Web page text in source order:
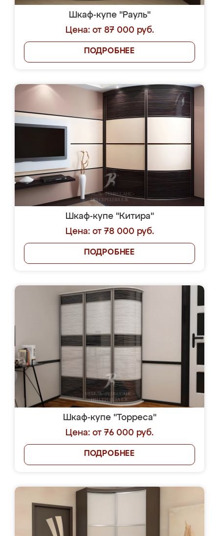
Шкаф-купе "Рауль"
Цена: от 87 000 руб.
ПОДРОБНЕЕ
Шкаф-купе "Китира"
Цена: от 78 000 руб.
ПОДРОБНЕЕ
Шкаф-купе "Торреса"
Цена: от 76 000 руб.
ПОДРОБНЕЕ